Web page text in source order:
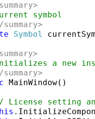
symbol
summary>
Symbol
a new
summary>
MainWindow()
License setting